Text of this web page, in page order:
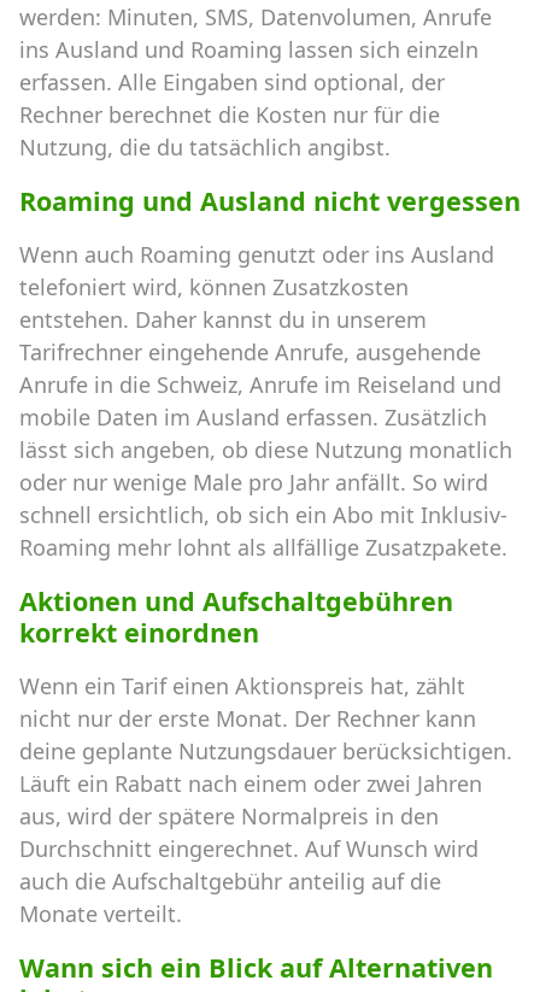
werden: Minuten, SMS, Datenvolumen, Anrufe
ins Ausland und Roaming lassen sich einzeln
erfassen. Alle Eingaben sind optional, der
Rechner berechnet die Kosten nur für die
Nutzung, die du tatsächlich angibst.
Roaming und Ausland nicht vergessen
Wenn auch Roaming genutzt oder ins Ausland
telefoniert wird, können Zusatzkosten
entstehen. Daher kannst du in unserem
Tarifrechner eingehende Anrufe, ausgehende
Anrufe in die Schweiz, Anrufe im Reiseland und
mobile Daten im Ausland erfassen. Zusätzlich
lässt sich angeben, ob diese Nutzung monatlich
oder nur wenige Male pro Jahr anfällt. So wird
schnell ersichtlich, ob sich ein Abo mit Inklusiv-
Roaming mehr lohnt als allfällige Zusatzpakete.
Aktionen und Aufschaltgebühren
korrekt einordnen
Wenn ein Tarif einen Aktionspreis hat, zählt
nicht nur der erste Monat. Der Rechner kann
deine geplante Nutzungsdauer berücksichtigen.
Läuft ein Rabatt nach einem oder zwei Jahren
aus, wird der spätere Normalpreis in den
Durchschnitt eingerechnet. Auf Wunsch wird
auch die Aufschaltgebühr anteilig auf die
Monate verteilt.
Wann sich ein Blick auf Alternativen